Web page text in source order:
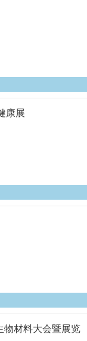
康展
物材料大会暨展览